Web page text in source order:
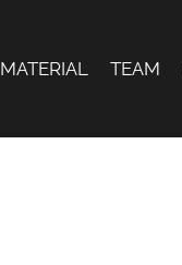
MATERIAL TEAM